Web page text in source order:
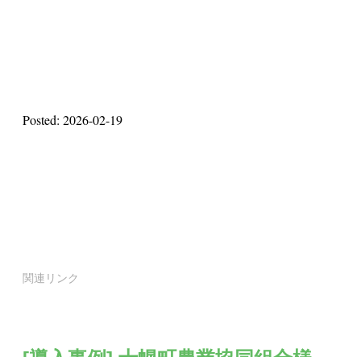
Posted: 2026-02-19
関連リンク